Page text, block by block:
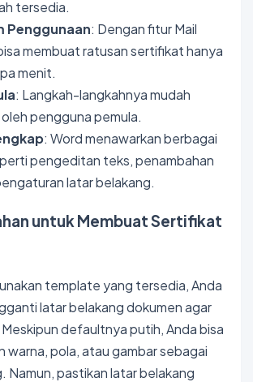
tersedia.
Penggunaan: Dengan fitur Mail
membuat ratusan sertifikat hanya
menit.
: Langkah-langkahnya mudah
pengguna pemula.
: Word menawarkan berbagai
pengeditan teks, penambahan
latar belakang.
untuk Membuat Sertifikat
template yang tersedia, Anda
latar belakang dokumen agar
defaultnya putih, Anda bisa
warna, pola, atau gambar sebagai
Namun, pastikan latar belakang